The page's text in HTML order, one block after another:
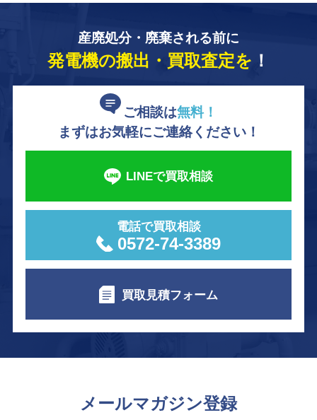
産廃処分・廃棄される前に
発電機の搬出・買取査定を ！
ご相談は無料！
まずはお気軽にご連絡ください！
LINEで買取相談
電話で買取相談
0572-74-3389
買取見積フォーム
メールマガジン登録